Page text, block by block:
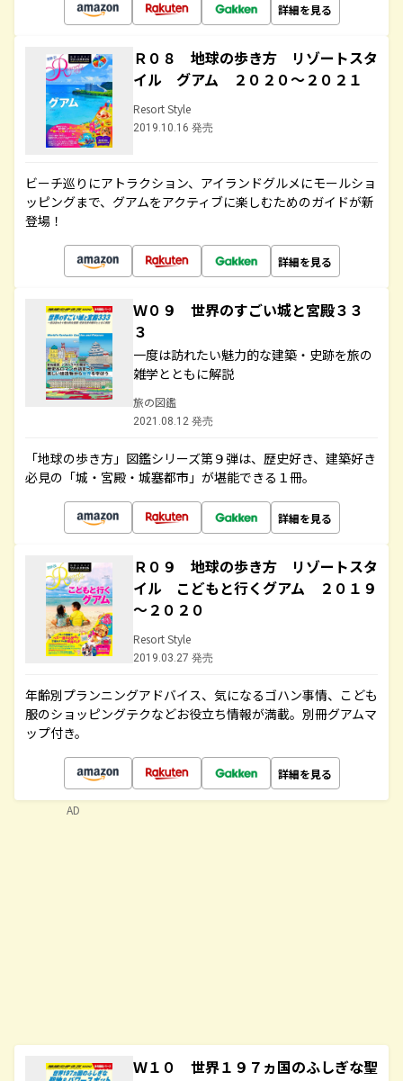
詳細を見る
Ｒ０８ 地球の歩き方 リゾートスタ
イル グアム ２０２０～２０２１
Resort Style
2019.10.16 発売
ビーチ巡りにアトラクション、アイランドグルメにモールショ
ッピングまで、グアムをアクティブに楽しむためのガイドが新
登場！
詳細を見る
Ｗ０９ 世界のすごい城と宮殿３３
３
一度は訪れたい魅力的な建築・史跡を旅の
雑学とともに解説
旅の図鑑
2021.08.12 発売
「地球の歩き方」図鑑シリーズ第９弾は、歴史好き、建築好き
必見の「城・宮殿・城塞都市」が堪能できる１冊。
詳細を見る
Ｒ０９ 地球の歩き方 リゾートスタ
イル こどもと行くグアム ２０１９
～２０２０
Resort Style
2019.03.27 発売
年齢別プランニングアドバイス、気になるゴハン事情、こども
服のショッピングテクなどお役立ち情報が満載。別冊グアムマ
ップ付き。
詳細を見る
Ｗ１０ 世界１９７ヵ国のふしぎな聖
AD